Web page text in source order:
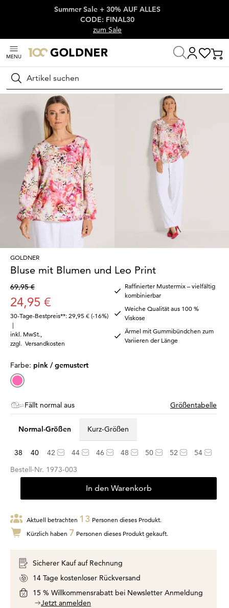
Überspringe Navigation, direkt zum Content
Summer Sale + 30% AUF ALLES
CODE: FINAL30
zum Sale
MENU
Suchen
Startseite Damenmode
GOLDNER
Bluse mit Blumen und Leo Print
69,95 €
24,95 €
30-Tage-Bestpreis**: 29,95 € (-16%)
|
inkl. MwSt.
zzgl. Versandkosten
Raffinierter Mustermix – vielfältig
kombinierbar
Weiche Qualität aus 100 %
Viskose
Ärmel mit Gummibündchen zum
Variieren der Länge
Farbe: pink / gemustert
Fällt normal aus Größentabelle
Normal-Größen Kurz-Größen
38 40 42 44 46 48 50 52
54
Bestell-Nr. 1973-003
In den Warenkorb
Aktuell betrachten 13 Personen dieses Produkt.
Kürzlich haben 7 Personen dieses Produkt gekauft.
Sicherer Kauf auf Rechnung
14 Tage kostenloser Rückversand
15 % Willkommensrabatt bei Newsletter Anmeldung
Jetzt anmelden